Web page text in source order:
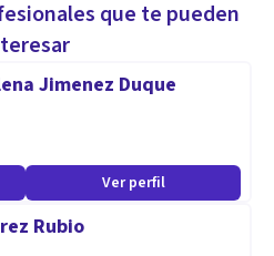
que te pueden
Jimenez Duque
Ver perfil
Rubio